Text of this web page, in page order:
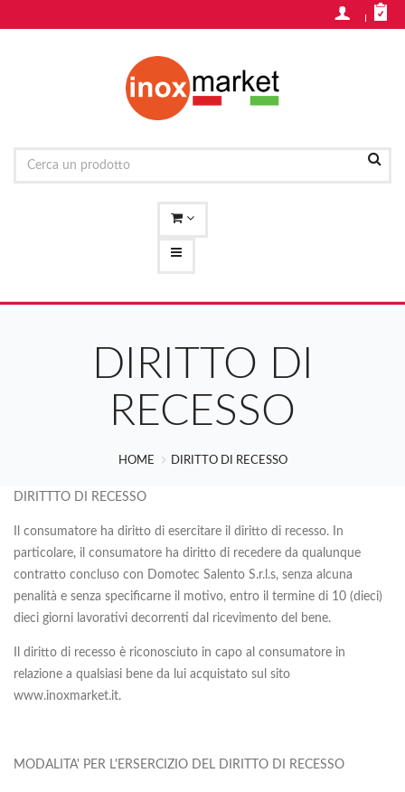
DIRITTO DI
RECESSO
HOME DIRITTO DI RECESSO
DIRITTTO DI RECESSO
Il consumatore ha diritto di esercitare il diritto di recesso. In
particolare, il consumatore ha diritto di recedere da qualunque
contratto concluso con Domotec Salento S.r.l.s, senza alcuna
penalità e senza specificarne il motivo, entro il termine di 10 (dieci)
dieci giorni lavorativi decorrenti dal ricevimento del bene.
Il diritto di recesso è riconosciuto in capo al consumatore in
relazione a qualsiasi bene da lui acquistato sul sito
www.inoxmarket.it.
MODALITA' PER L'ERSERCIZIO DEL DIRITTO DI RECESSO